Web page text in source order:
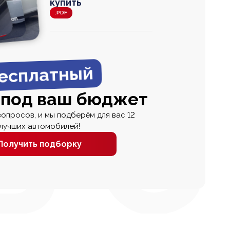
000
купить
.PDF
ваш бюджет
и мы подберём для вас 12
автомобилей!
подборку